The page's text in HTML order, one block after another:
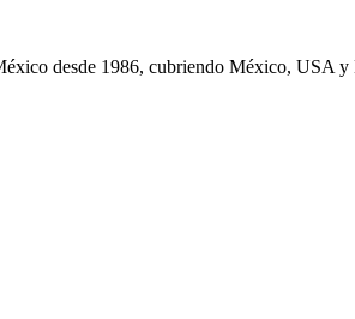
desde 1986, cubriendo México, USA y